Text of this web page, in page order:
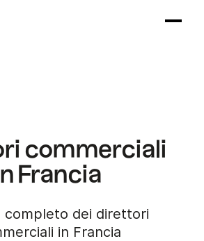
commerciali
Francia
completo dei direttori
in Francia